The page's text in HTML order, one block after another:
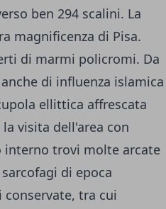
ben 294 scalini. La
magnificenza di Pisa.
di marmi policromi. Da
di influenza islamica
ellittica affrescata
visita dell'area con
interno trovi molte arcate
di epoca
conservate, tra cui